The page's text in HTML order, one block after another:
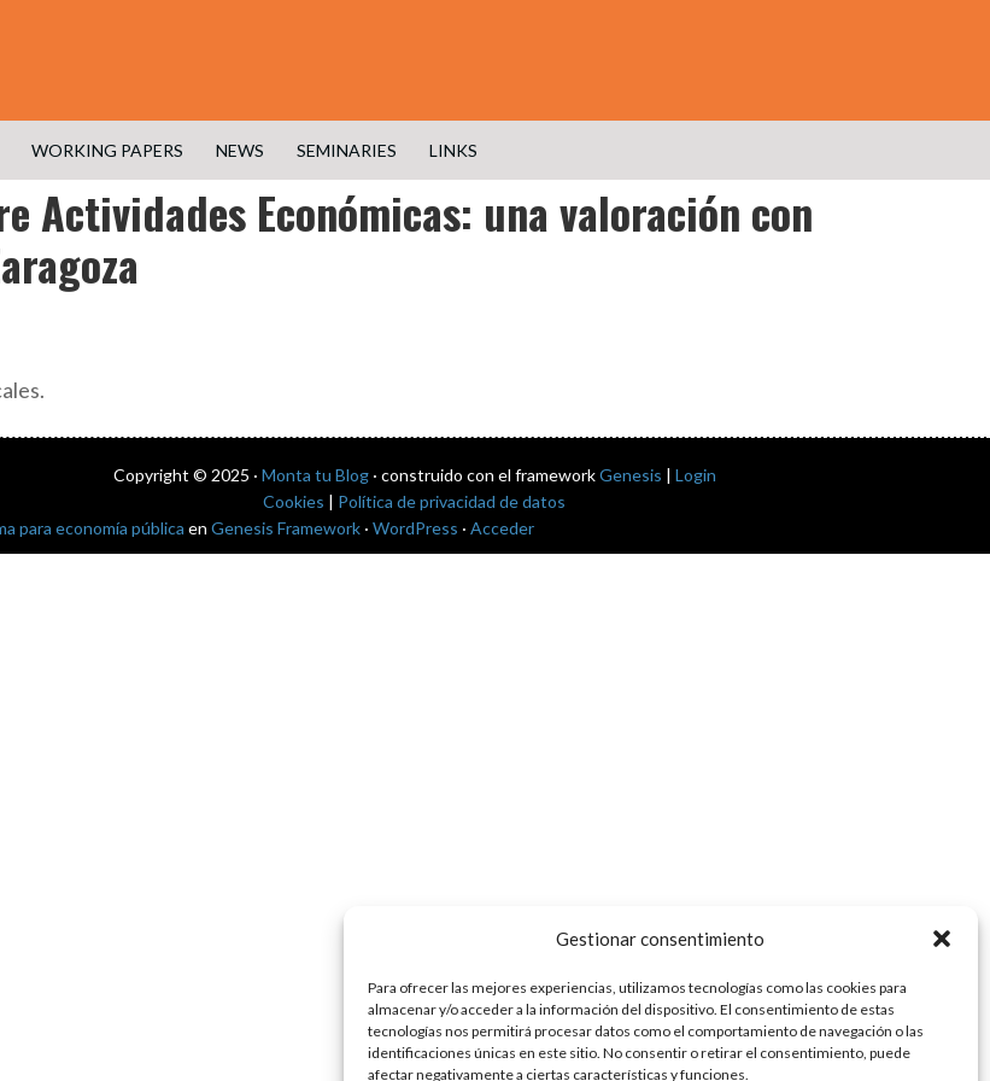
Gestionar consentimiento
Para ofrecer las mejores experiencias, utilizamos tecnologías como las cookies para
almacenar y/o acceder a la información del dispositivo. El consentimiento de estas
tecnologías nos permitirá procesar datos como el comportamiento de navegación o las
identificaciones únicas en este sitio. No consentir o retirar el consentimiento, puede
afectar negativamente a ciertas características y funciones.
WORKING PAPERS NEWS SEMINARIES LINKS
Actividades Económicas: una valoración con
Copyright © 2025 · Monta tu Blog· construido con el frameworkGenesis | Login
Cookies | Política de privacidad de datos
para economía pública en Genesis Framework · WordPress · Acceder